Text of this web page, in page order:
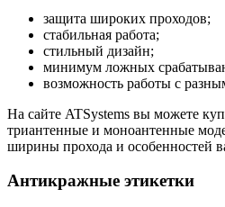
защита широких проходов;
стабильная работа;
стильный дизайн;
минимум ложных
возможность работы с
На сайте ATSystems вы можете
триантенные и моноантенные
ширины прохода и особенностей
Антикражные этикетки